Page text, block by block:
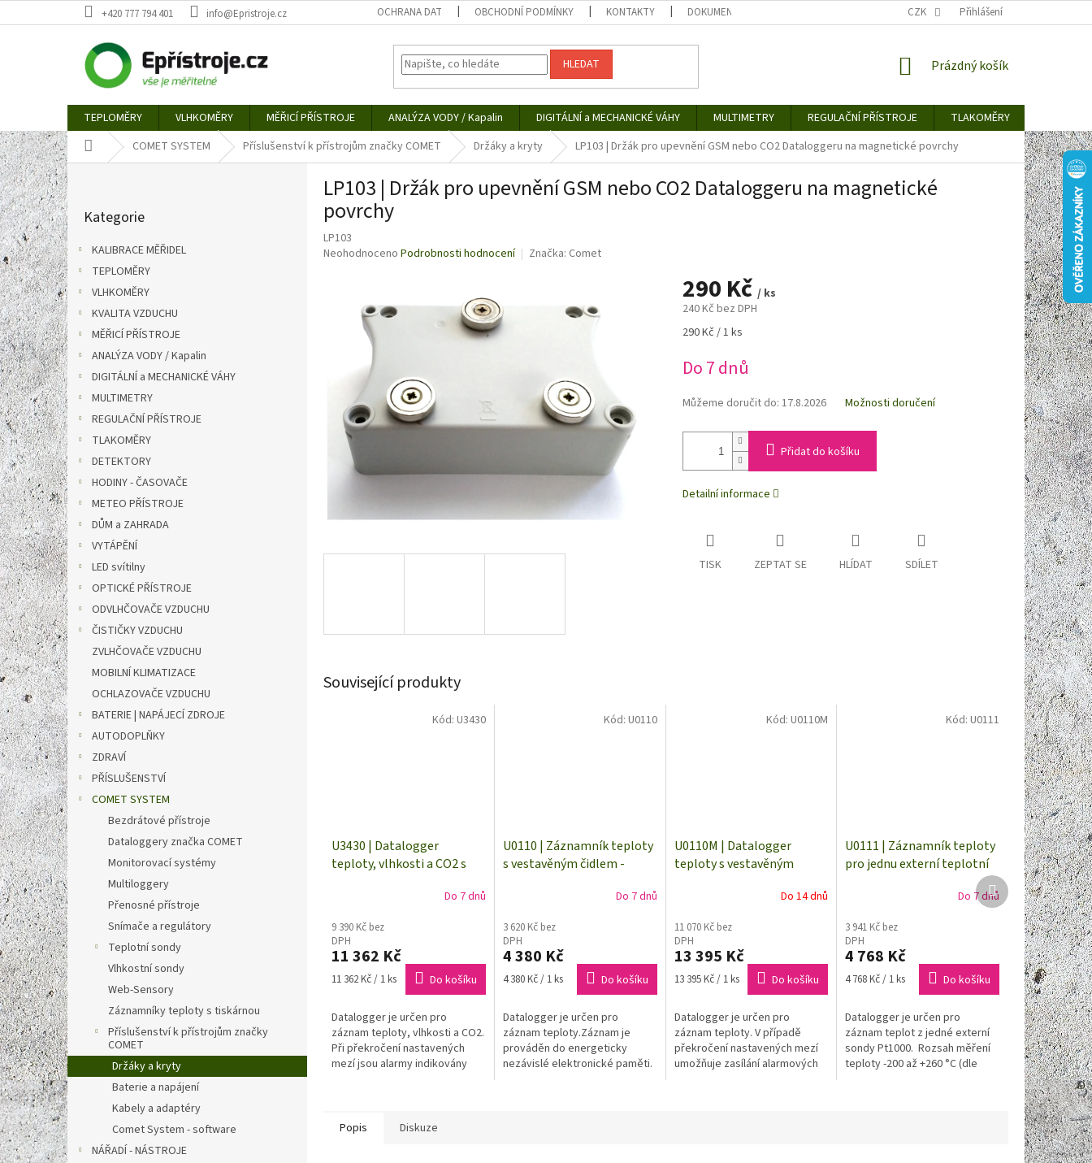
na
+420 777 794 401 info@Epristroje.cz OCHRANA DAT OBCHODNÍ PODMÍNKY KONTAKTY DOKUMENTY KE STAŽENÍ CENY ZA DOPRAVU / ZPŮSOBY DORUČENÍ
CZK Přihlášení
HLEDAT
NÁKUPNÍ
Prázdný košík
TEPLOMĚRY VLHKOMĚRY MĚŘICÍ PŘÍSTROJE ANALÝZA VODY / Kapalin DIGITÁLNÍ a MECHANICKÉ VÁHY MULTIMETRY REGULAČNÍ PŘÍSTROJE TLAKOMĚRY
Domů COMET SYSTEM Příslušenství k přístrojům značky COMET Držáky a kryty LP103 | Držák pro upevnění GSM nebo CO2 Dataloggeru na magnetické povrchy
P
o
s
t
r
a
n
n
í
p
a
n
e
l
kategorie
Kategorie
KALIBRACE MĚŘIDEL
TEPLOMĚRY
VLHKOMĚRY
KVALITA VZDUCHU
MĚŘICÍ PŘÍSTROJE
ANALÝZA VODY / Kapalin
DIGITÁLNÍ a MECHANICKÉ VÁHY
MULTIMETRY
REGULAČNÍ PŘÍSTROJE
TLAKOMĚRY
DETEKTORY
HODINY - ČASOVAČE
METEO PŘÍSTROJE
DŮM a ZAHRADA
VYTÁPĚNÍ
LED svítilny
OPTICKÉ PŘÍSTROJE
ODVLHČOVAČE VZDUCHU
ČISTIČKY VZDUCHU
ZVLHČOVAČE VZDUCHU
MOBILNÍ KLIMATIZACE
OCHLAZOVAČE VZDUCHU
BATERIE | NAPÁJECÍ ZDROJE
AUTODOPLŇKY
ZDRAVÍ
PŘÍSLUŠENSTVÍ
COMET SYSTEM
Bezdrátové přístroje
Dataloggery značka COMET
Monitorovací systémy
Multiloggery
Přenosné přístroje
Snímače a regulátory
Teplotní sondy
Vlhkostní sondy
Web-Sensory
Záznamníky teploty s tiskárnou
Příslušenství k přístrojům značky
COMET
Držáky a kryty
Baterie a napájení
Kabely a adaptéry
Comet System - software
NÁŘADÍ - NÁSTROJE
LP103 | Držák pro upevnění GSM nebo CO2 Dataloggeru na magnetické
povrchy
LP103
Průměrné
hvězdiček.
Neohodnoceno Podrobnosti hodnocení Značka: Comet
290 Kč / ks
240 Kč bez DPH
Měrná
290 Kč / 1 ks
Do 7 dnů
Můžeme doručit do: 17.8.2026 Možnosti doručení
Přidat do košíku
Detailní informace
TISK ZEPTAT SE HLÍDAT SDÍLET
Související produkty
U3430 | Datalogger
teploty, vlhkosti a CO2 s
Do 7 dnů
9 390 Kč bez
DPH
11 362 Kč
Měrná
11 362 Kč / 1 ks Do košíku
Datalogger je určen pro
záznam teploty, vlhkosti a CO2.
Při překročení nastavených
mezí jsou alarmy indikovány
Kód: U3430
U0110 | Záznamník teploty
s vestavěným čidlem -
Do 7 dnů
3 620 Kč bez
DPH
4 380 Kč
Měrná
4 380 Kč / 1 ks Do košíku
Datalogger je určen pro
záznam teploty.Záznam je
prováděn do energeticky
nezávislé elektronické paměti.
Kód: U0110
U0110M | Datalogger
teploty s vestavěným
Do 14 dnů
11 070 Kč bez
DPH
13 395 Kč
Měrná
13 395 Kč / 1 ks Do košíku
Datalogger je určen pro
záznam teploty. V případě
překročení nastavených mezí
umožňuje zasílání alarmových
Kód:U0110M
U0111 | Záznamník teploty
pro jednu externí teplotní
Do 7 dnů
3 941 Kč bez
DPH
4 768 Kč
Měrná
4 768 Kč / 1 ks Do košíku
Datalogger je určen pro
záznam teplot z jedné externí
sondy Pt1000. Rozsah měření
teploty -200 až +260 °C (dle
Kód: U0111
Další
produkt
Popis Diskuze